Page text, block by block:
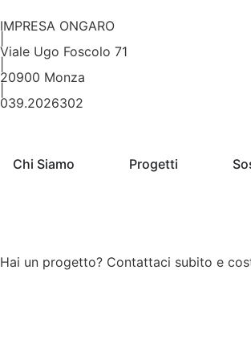
IMPRESA ONGARO
Viale Ugo Foscolo 71
20900 Monza
039.2026302
Chi Siamo Progetti
Hai un progetto? Contattaci subito e